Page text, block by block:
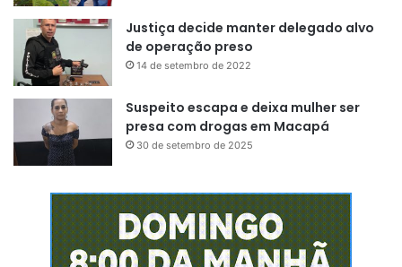
Justiça decide manter delegado alvo
de operação preso
14 de setembro de 2022
Suspeito escapa e deixa mulher ser
presa com drogas em Macapá
30 de setembro de 2025